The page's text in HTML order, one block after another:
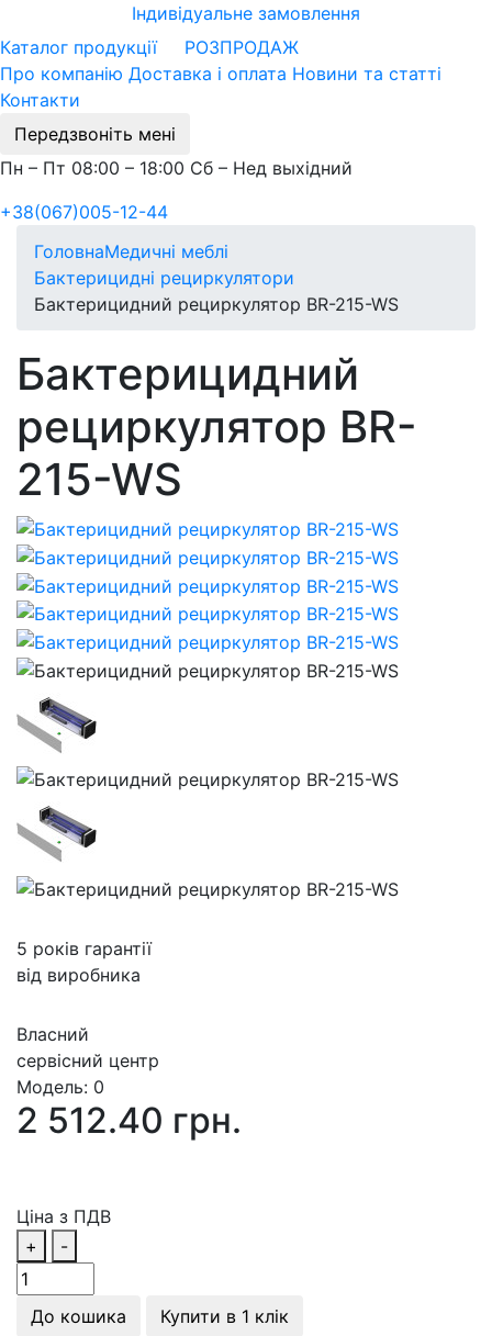
Індивідуальне замовлення
Каталог продукції
РОЗПРОДАЖ
Про компанію Доставка і оплата Новини та статті
Контакти
Передзвоніть мені
Пн – Пт 08:00 – 18:00 Сб – Нед выхідний
+38(067)005-12-44
ГоловнаМедичні меблі
Бактерицидні рециркулятори
Бактерицидний рециркулятор BR-215-WS
Бактерицидний
рециркулятор BR-
215-WS
5 років гарантії
від виробника
Власний
сервісний центр
Модель: 0
2 512.40 грн.
Ціна з ПДВ
+
-
До кошика Купити в 1 клік